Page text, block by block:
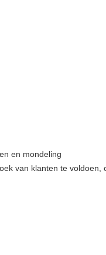
en mondeling
van klanten te voldoen,